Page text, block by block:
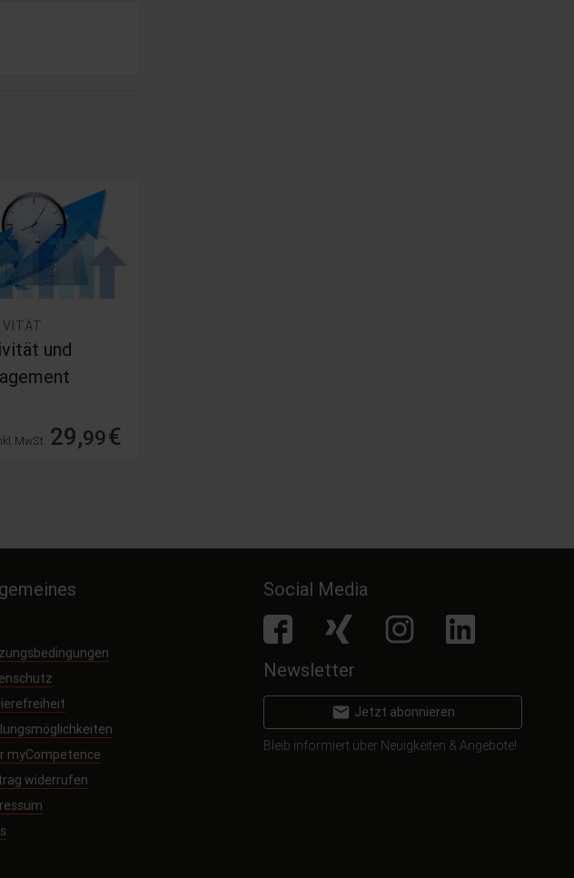
und
MwSt. 29,99€
myCompetence
widerrufen
Social Media
facebook Xing Instagram LinkedIn
Newsletter
email Jetzt abonnieren
Bleib informiert über Neuigkeiten & Angebote!